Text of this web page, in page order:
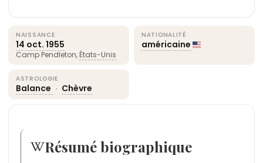
NAISSANCE
14 oct. 1955
Camp Pendleton, États-Unis
NATIONALITÉ
américaine
ASTROLOGIE
Balance · Chèvre
Résumé biographique